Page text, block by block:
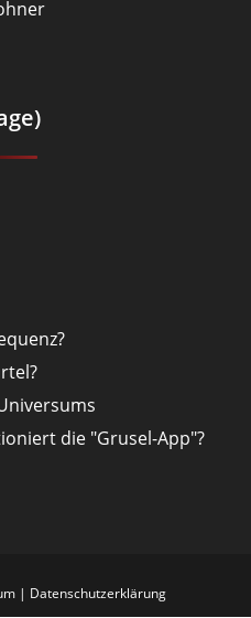
die "Grusel-App"?
| Datenschutzerklärung